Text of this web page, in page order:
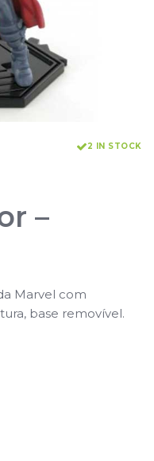
2 IN STOCK
–
Marvel com
base removível.